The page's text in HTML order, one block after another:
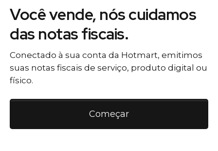
Você vende, nós cuidamos
das notas fiscais.
Conectado à sua conta da Hotmart, emitimos
suas notas fiscais de serviço, produto digital ou
físico.
Começar